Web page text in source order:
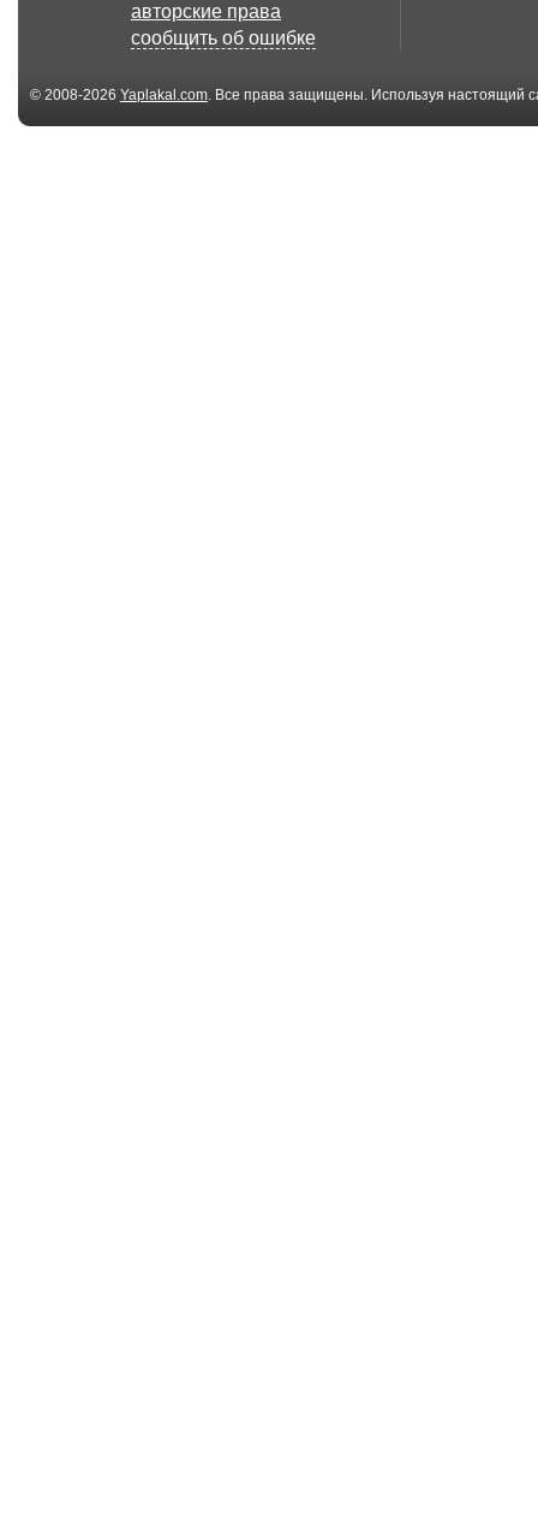
авторские права
сообщить об ошибке
© 2008-2026 Yaplakal.com. Все права защищены. Используя настоящий